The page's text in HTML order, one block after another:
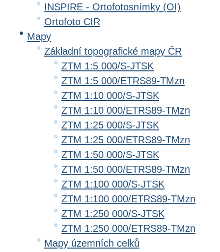
INSPIRE - Ortofotosnímky (OI)
Ortofoto CIR
Mapy
Základní topografické mapy ČR
ZTM 1:5 000/S-JTSK
ZTM 1:5 000/ETRS89-TMzn
ZTM 1:10 000/S-JTSK
ZTM 1:10 000/ETRS89-TMzn
ZTM 1:25 000/S-JTSK
ZTM 1:25 000/ETRS89-TMzn
ZTM 1:50 000/S-JTSK
ZTM 1:50 000/ETRS89-TMzn
ZTM 1:100 000/S-JTSK
ZTM 1:100 000/ETRS89-TMzn
ZTM 1:250 000/S-JTSK
ZTM 1:250 000/ETRS89-TMzn
Mapy územních celků